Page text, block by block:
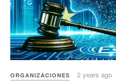
ORGANIZACIONES 2 years ago